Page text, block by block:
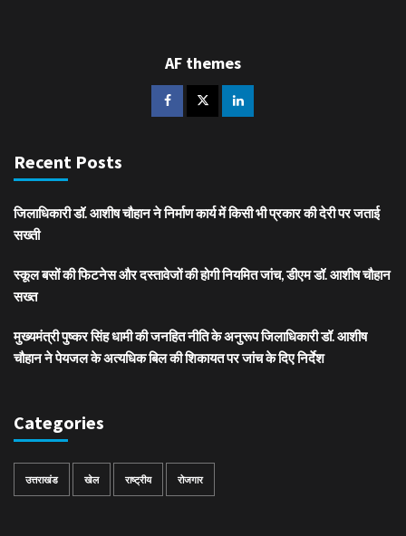
AF themes
Recent Posts
जिलाधिकारी डॉ. आशीष चौहान ने निर्माण कार्य में किसी भी प्रकार की देरी पर जताई
सख्ती
स्कूल बसों की फिटनेस और दस्तावेजों की होगी नियमित जांच, डीएम डॉ. आशीष चौहान
सख्त
मुख्यमंत्री पुष्कर सिंह धामी की जनहित नीति के अनुरूप जिलाधिकारी डॉ. आशीष
चौहान ने पेयजल के अत्यधिक बिल की शिकायत पर जांच के दिए निर्देश
Categories
उत्तराखंड खेल राष्ट्रीय रोजगार